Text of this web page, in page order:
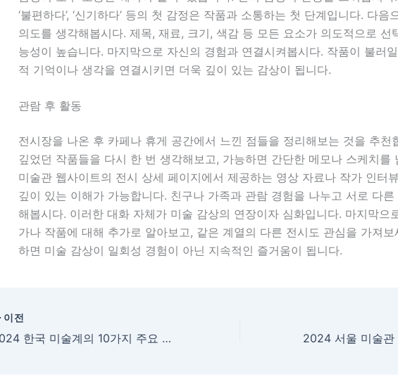
‘불편하다’, ‘신기하다’ 등의 첫 감정은 작품과 소통하는 첫 단계입니다. 다음
의도를 생각해봅시다. 제목, 재료, 크기, 색감 등 모든 요소가 의도적으로 선
능성이 높습니다. 마지막으로 자신의 경험과 연결시켜봅시다. 작품이 불러
적 기억이나 생각을 연결시키면 더욱 깊이 있는 감상이 됩니다.
관람 후 활동
전시장을 나온 후 카페나 휴게 공간에서 느낀 점들을 정리해보는 것을 추천
깊었던 작품들을 다시 한 번 생각해보고, 가능하면 간단한 메모나 스케치를
미술관 웹사이트의 전시 상세 페이지에서 제공하는 영상 자료나 작가 인터
깊이 있는 이해가 가능합니다. 친구나 가족과 관람 경험을 나누고 서로 다
해봅시다. 이러한 대화 자체가 미술 감상의 연장이자 심화입니다. 마지막으
가나 작품에 대해 추가로 알아보고, 같은 계열의 다른 전시도 관심을 가져보
하면 미술 감상이 일회성 경험이 아닌 지속적인 즐거움이 됩니다.
이전
2024 한국 미술계의 10가지 주요 트렌드 분석